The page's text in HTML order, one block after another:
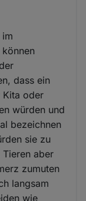
dass ein
Kita oder
würden und
bezeichnen
sie zu
aber
zumuten
langsam
wie